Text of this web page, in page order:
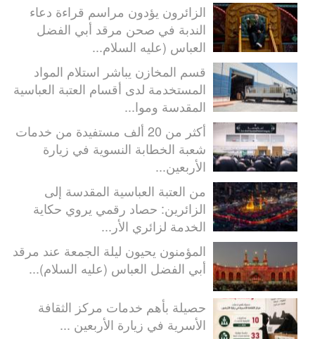
الزائرون يؤدون مراسم قراءة دعاء
الندبة في صحن مرقد أبي الفضل
العباس (عليه السلام...
قسم المخازن يباشر استلام المواد
المستخدمة لدى أقسام العتبة العباسية
المقدسة وموا...
أكثر من 20 ألف مستفيدة من خدمات
شعبة الخطابة النسوية في زيارة
الأربعين...
من العتبة العباسية المقدسة إلى
الزائرين: حصاد رقمي يروي حكاية
الخدمة لزائري الأر...
المؤمنون يحيون ليلة الجمعة عند مرقد
أبي الفضل العباس (عليه السلام)...
حصيلة بأهم خدمات مركز الثقافة
الأسرية في زيارة الأربعين ...